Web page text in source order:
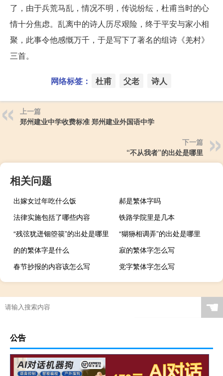
了，由于兵荒马乱，情况不明，传说纷纭，杜甫当时的心
情十分焦虑。乱离中的诗人历尽艰险，终于平安与家小相
聚，此事令他感慨万千，于是写下了著名的组诗《羌村》
三首。
网络标签： 杜甫 父老 诗人
上一篇
郑州建业中学收费标准 郑州建业外国语中学
下一篇
“不从我者”的出处是哪里
相关问题
出嫁女过年吃什么饭
郝是繁体字吗
法律实施包括了哪些内容
铁路学院里是几本
“残弦犹迸钿箜篌”的出处是哪里
“猢狲相调弄”的出处是哪里
的的繁体字是什么
寂的繁体字怎么写
春节抄报的内容该怎么写
党字繁体字怎么写
☚
公告